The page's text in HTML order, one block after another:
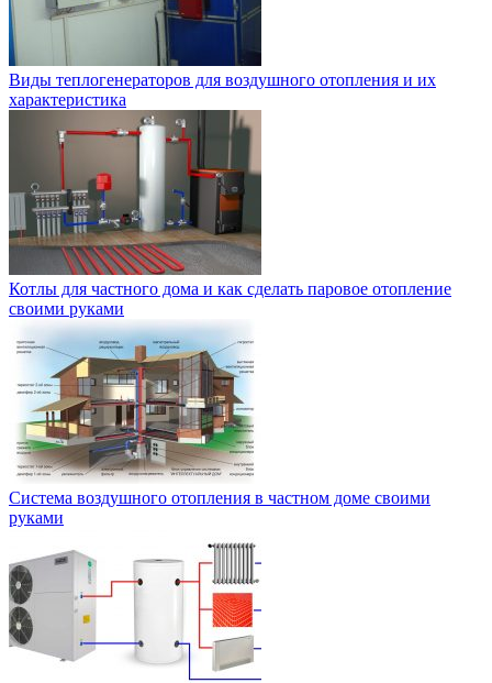
Виды теплогенераторов для воздушного отопления и их
характеристика
Котлы для частного дома и как сделать паровое отопление
своими руками
Система воздушного отопления в частном доме своими
руками